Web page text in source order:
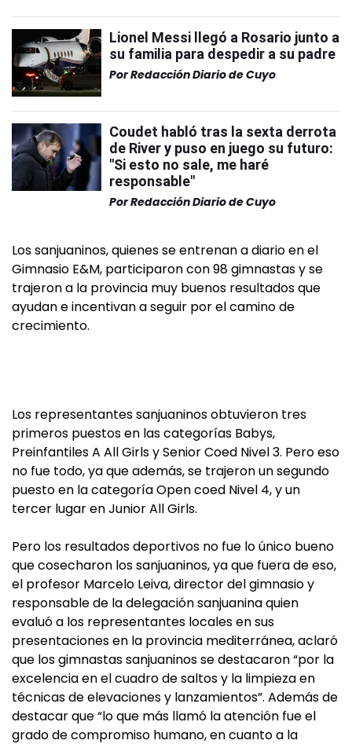
Lionel Messi llegó a Rosario junto a
su familia para despedir a su padre
PorRedacción Diario de Cuyo
Coudet habló tras la sexta derrota
de River y puso en juego su futuro:
"Si esto no sale, me haré
responsable"
PorRedacción Diario de Cuyo
Los sanjuaninos, quienes se entrenan a diario en el
Gimnasio E&M, participaron con 98 gimnastas y se
trajeron a la provincia muy buenos resultados que
ayudan e incentivan a seguir por el camino de
crecimiento.
Los representantes sanjuaninos obtuvieron tres
primeros puestos en las categorías Babys,
Preinfantiles A All Girls y Senior Coed Nivel 3. Pero eso
no fue todo, ya que además, se trajeron un segundo
puesto en la categoría Open coed Nivel 4, y un
tercer lugar en Junior All Girls.
Pero los resultados deportivos no fue lo único bueno
que cosecharon los sanjuaninos, ya que fuera de eso,
el profesor Marcelo Leiva, director del gimnasio y
responsable de la delegación sanjuanina quien
evaluó a los representantes locales en sus
presentaciones en la provincia mediterránea, aclaró
que los gimnastas sanjuaninos se destacaron “por la
excelencia en el cuadro de saltos y la limpieza en
técnicas de elevaciones y lanzamientos”. Además de
destacar que “lo que más llamó la atención fue el
grado de compromiso humano, en cuanto a la